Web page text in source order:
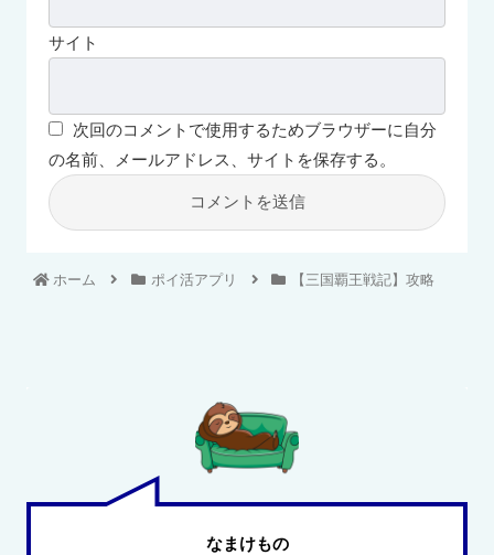
サイト
次回のコメントで使用するためブラウザーに自分
の名前、メールアドレス、サイトを保存する。
ホーム ポイ活アプリ 【三国覇王戦記】攻略
なまけもの